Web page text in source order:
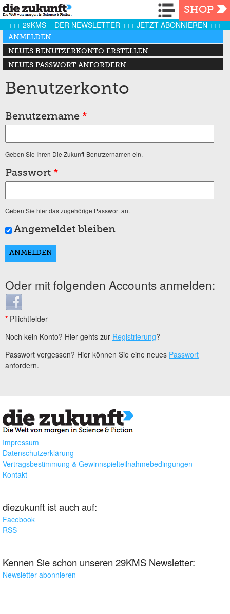
Navigation
SHOP
+++ 29KMS – DER NEWSLETTER +++ JETZT ABONNIEREN +++
Haupt-Reiter
ANMELDEN
(AKTIVER REITER)
NEUES BENUTZERKONTO ERSTELLEN
NEUES PASSWORT ANFORDERN
Benutzerkonto
Benutzername *
Geben Sie Ihren Die Zukunft-Benutzernamen ein.
Passwort *
Geben Sie hier das zugehörige Passwort an.
Angemeldet bleiben
Oder mit folgenden Accounts anmelden:
Login with Facebook
* Pflichtfelder
Noch kein Konto? Hier gehts zur Registrierung?
Passwort vergessen? Hier können Sie eine neues Passwort
anfordern.
Impressum
Datenschutzerklärung
Vertragsbestimmung & Gewinnspielteilnahmebedingungen
Kontakt
diezukunft ist auch auf:
Facebook
RSS
Kennen Sie schon unseren 29KMS Newsletter:
Newsletter abonnieren